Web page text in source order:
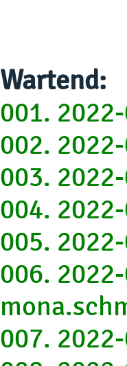
Wartend:
001.
002.
003.
004.
005.
006.
007.